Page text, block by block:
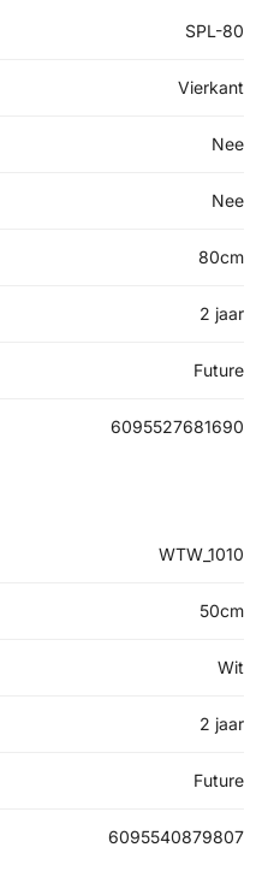
SPL-80
Vierkant
Nee
Nee
80cm
2 jaar
Future
6095527681690
WTW_1010
50cm
Wit
2 jaar
Future
6095540879807